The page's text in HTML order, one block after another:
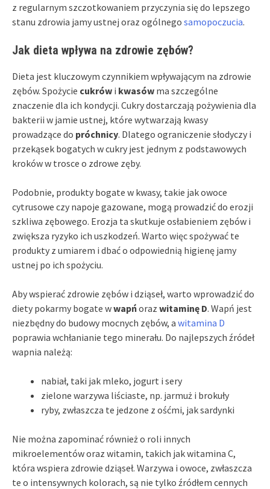
z regularnym szczotkowaniem przyczynia się do lepszego
stanu zdrowia jamy ustnej oraz ogólnego samopoczucia.
Jak dieta wpływa na zdrowie zębów?
Dieta jest kluczowym czynnikiem wpływającym na zdrowie
zębów. Spożycie cukrów i kwasów ma szczególne
znaczenie dla ich kondycji. Cukry dostarczają pożywienia dla
bakterii w jamie ustnej, które wytwarzają kwasy
prowadzące do próchnicy. Dlatego ograniczenie słodyczy i
przekąsek bogatych w cukry jest jednym z podstawowych
kroków w trosce o zdrowe zęby.
Podobnie, produkty bogate w kwasy, takie jak owoce
cytrusowe czy napoje gazowane, mogą prowadzić do erozji
szkliwa zębowego. Erozja ta skutkuje osłabieniem zębów i
zwiększa ryzyko ich uszkodzeń. Warto więc spożywać te
produkty z umiarem i dbać o odpowiednią higienę jamy
ustnej po ich spożyciu.
Aby wspierać zdrowie zębów i dziąseł, warto wprowadzić do
diety pokarmy bogate wwapńoraz witaminę D. Wapń jest
niezbędny do budowy mocnych zębów, a witamina D
poprawia wchłanianie tego minerału. Do najlepszych źródeł
wapnia należą:
nabiał, taki jak mleko, jogurt i sery
zielone warzywa liściaste, np. jarmuż i brokuły
ryby, zwłaszcza te jedzone z ośćmi, jak sardynki
Nie można zapominać również o roli innych
mikroelementów oraz witamin, takich jak witamina C,
która wspiera zdrowie dziąseł. Warzywa i owoce, zwłaszcza
te o intensywnych kolorach, są nie tylko źródłem cennych